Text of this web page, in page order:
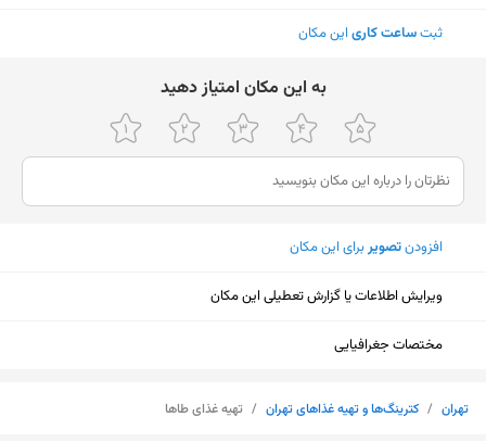
ثبتساعت کاری این مکان
ﺑﻪ اﯾﻦ ﻣﮑﺎن اﻣﺘﯿﺎز دﻫﯿﺪ
افزودنتصویربرای این مکان
ویرایش اطلاعات یا گزارش تعطیلی این مکان
مختصات جغرافیایی
تهران / کترینگ‌ها و تهیه غذاهای تهران / تهیه غذای طاها